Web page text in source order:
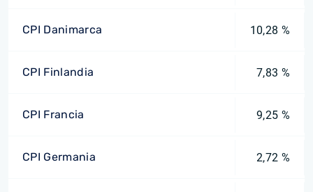
CPI Danimarca 10,28 %
CPI Finlandia 7,83 %
CPI Francia 9,25 %
CPI Germania 2,72 %